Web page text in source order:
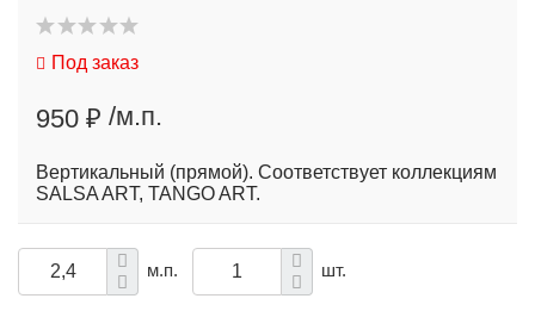
Под заказ
950 ₽ /м.п.
Вертикальный (прямой). Соответствует коллекциям
SALSA ART, TANGO ART.
м.п. шт.